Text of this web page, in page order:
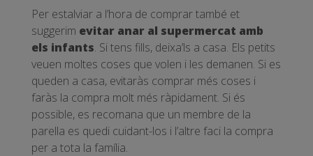
Per estalviar a l’hora de comprar també et
suggerim evitar anar al supermercat amb
els infants. Si tens fills, deixa’ls a casa. Els petits
veuen moltes coses que volen i les demanen. Si es
queden a casa, evitaràs comprar més coses i
faràs la compra molt més ràpidament. Si és
possible, es recomana que un membre de la
parella es quedi cuidant-los i l’altre faci la compra
per a tota la família.